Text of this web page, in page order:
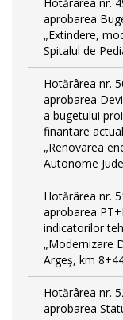
aprobarea
„Extindere,
Spitalul de
Hotărârea nr.
aprobarea
a bugetului
finantare
„Renovarea
Autonome
Hotărârea nr.
aprobarea
indicatorilor
„Modernizare
Argeș, km
Hotărârea nr.
aprobarea